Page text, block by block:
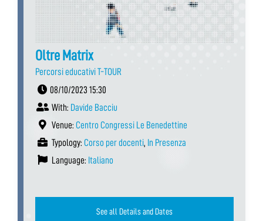
Oltre Matrix
Percorsi educativi T-TOUR
08/10/2023 15:30
With: Davide Bacciu
Venue: Centro Congressi Le Benedettine
Typology: Corso per docenti, In Presenza
Language: Italiano
See all Details and Dates